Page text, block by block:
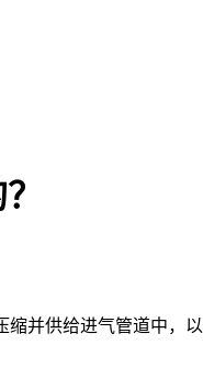
并供给进气管道中，